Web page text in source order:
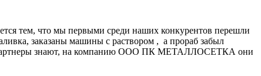
тем, что мы первыми среди наших конкурентов перешли
заказаны машины с раствором , а прораб забыл
партнеры знают, на компанию ООО ПК МЕТАЛЛОСЕТКА они